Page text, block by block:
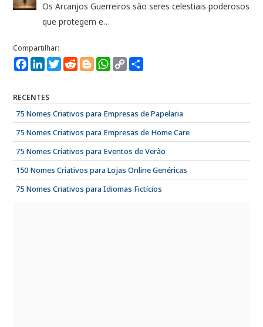
Os Arcanjos Guerreiros são seres celestiais poderosos
que protegem e…
Facebook
LinkedIn
TwitterRedditBloggerWhatsApp
Copy
Link
RECENTES
75 Nomes Criativos para Empresas de Papelaria
75 Nomes Criativos para Empresas de Home Care
75 Nomes Criativos para Eventos de Verão
150 Nomes Criativos para Lojas Online Genéricas
75 Nomes Criativos para Idiomas Fictícios